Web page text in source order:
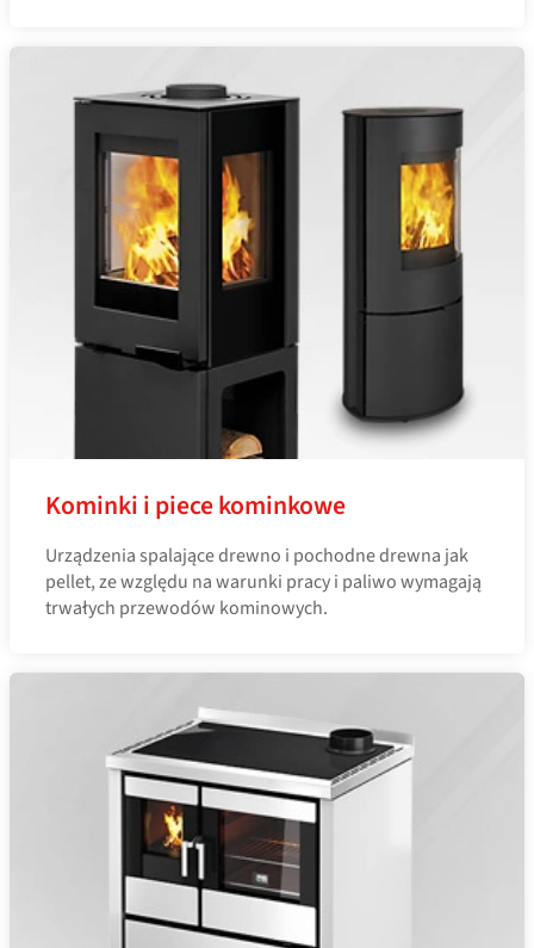
Kominki i piece kominkowe
Urządzenia spalające drewno i pochodne drewna jak
pellet, ze względu na warunki pracy i paliwo wymagają
trwałych przewodów kominowych.